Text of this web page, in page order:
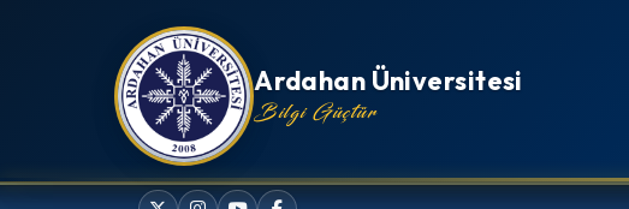
Ardahan Üniversitesi
Bilgi Güçtür